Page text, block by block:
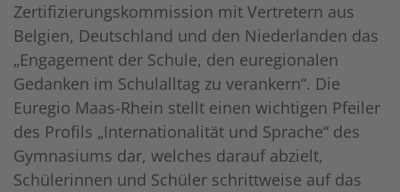
Zertifizierungskommission mit Vertretern aus
Belgien, Deutschland und den Niederlanden das
„Engagement der Schule, den euregionalen
Gedanken im Schulalltag zu verankern“. Die
Euregio Maas-Rhein stellt einen wichtigen Pfeiler
des Profils „Internationalität und Sprache“ des
Gymnasiums dar, welches darauf abzielt,
Schülerinnen und Schüler schrittweise auf das